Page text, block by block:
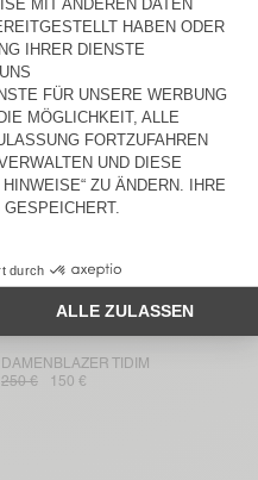
175 €
105 €
DAMENJACKE HOKTOWN
185 €
129,50 €
DAMENBLAZER KABIRD
175 €
61,25 €
DAMENJACKE NALASTATE
DAMENBLAZER NALASTATE
49,30 €
DAMENBLAZER TIDIM
250 €
150 €